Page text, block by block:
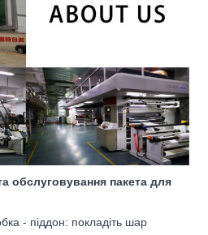
обслуговування пакета для
- піддон: покладіть шар